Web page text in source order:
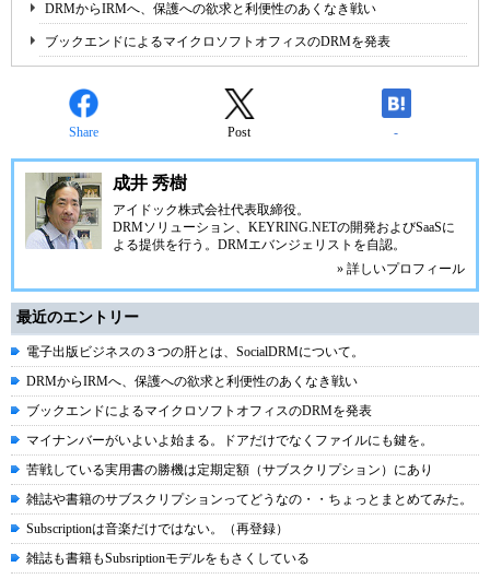
DRMからIRMへ、保護への欲求と利便性のあくなき戦い
ブックエンドによるマイクロソフトオフィスのDRMを発表
Share Post -
成井 秀樹
アイドック株式会社代表取締役。
DRMソリューション、 KEYRING.NETの開発およびSaaSに
よる提供を行う。DRMエバンジェリストを自認。
» 詳しいプロフィール
最近のエントリー
電子出版ビジネスの３つの肝とは、SocialDRMについて。
DRMからIRMへ、保護への欲求と利便性のあくなき戦い
ブックエンドによるマイクロソフトオフィスのDRMを発表
マイナンバーがいよいよ始まる。ドアだけでなくファイルにも鍵を。
苦戦している実用書の勝機は定期定額（サブスクリプション）にあり
雑誌や書籍のサブスクリプションってどうなの・・ちょっとまとめてみた。
Subscriptionは音楽だけではない。（再登録）
雑誌も書籍もSubsriptionモデルをもさくしている